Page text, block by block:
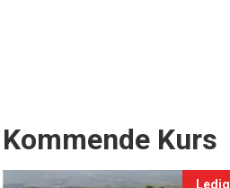
Events
Kommende Kurs